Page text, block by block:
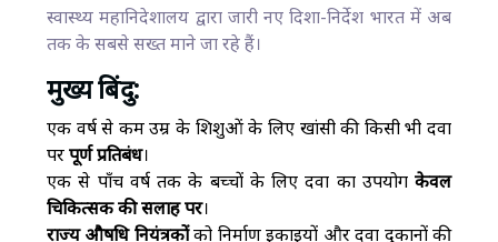
स्वास्थ्य महानिदेशालय द्वारा जारी नए दिशा-निर्देश भारत में अब
तक के सबसे सख्त माने जा रहे हैं।
मुख्य बिंदु:
एक वर्ष से कम उम्र के शिशुओं के लिए खांसी की किसी भी दवा
परपूर्ण प्रतिबंध।
एक से पाँच वर्ष तक के बच्चों के लिए दवा का उपयोग केवल
चिकित्सक की सलाह पर।
राज्य औषधि नियंत्रकोंको निर्माण इकाइयों और दवा दुकानों की